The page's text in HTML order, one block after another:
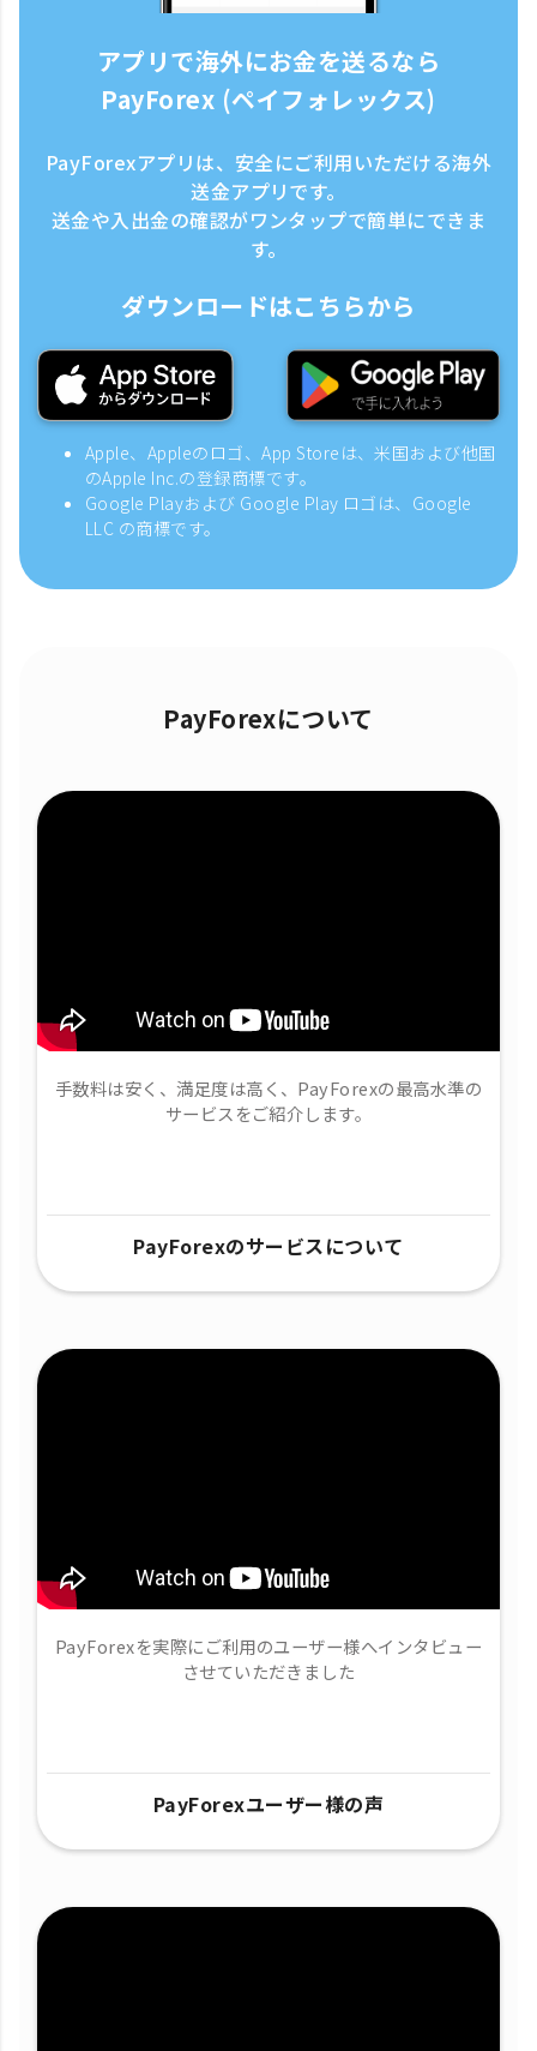
アプリで海外にお金を送るなら
PayForex (ペイフォレックス)
PayForexアプリは、安全にご利用いただける海外
送金アプリです。
送金や入出金の確認がワンタップで簡単にできま
す。
ダウンロードはこちらから
Apple、Appleのロゴ、App Storeは、米国および他国
のApple Inc.の登録商標です。
Google Playおよび Google Play ロゴは、Google
LLC の商標です。
PayForexについて
手数料は安く、満足度は高く、PayForexの最高水準の
サービスをご紹介します。
PayForexのサービスについて
PayForexを実際にご利用のユーザー様へインタビュー
させていただきました
PayForexユーザー様の声​